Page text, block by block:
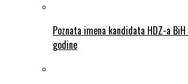
Poznata imena kandidata HDZ-a
godine